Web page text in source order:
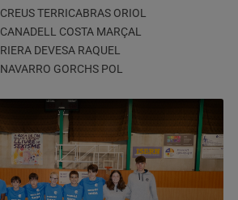
CREUS TERRICABRAS ORIOL
CANADELL COSTA MARÇAL
RIERA DEVESA RAQUEL
NAVARRO GORCHS POL